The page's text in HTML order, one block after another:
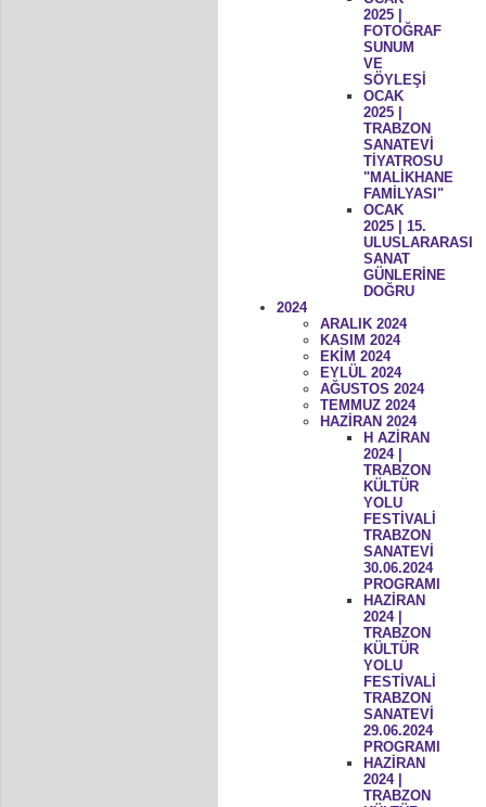
2025 |
FOTOĞRAF
SUNUM
VE
SÖYLEŞİ
OCAK
2025 |
TRABZON
SANATEVİ
TİYATROSU
"MALİKHANE
FAMİLYASI"
OCAK
2025 | 15.
ULUSLARARASI
SANAT
GÜNLERİNE
DOĞRU
2024
ARALIK 2024
KASIM 2024
EKİM 2024
EYLÜL 2024
AĞUSTOS 2024
TEMMUZ 2024
HAZİRAN 2024
H AZİRAN
2024 |
TRABZON
KÜLTÜR
YOLU
FESTİVALİ
TRABZON
SANATEVİ
30.06.2024
PROGRAMI
HAZİRAN
2024 |
TRABZON
KÜLTÜR
YOLU
FESTİVALİ
TRABZON
SANATEVİ
29.06.2024
PROGRAMI
HAZİRAN
2024 |
TRABZON